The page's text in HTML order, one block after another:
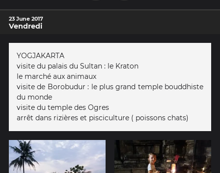
23 June 2017
Vendredi
YOGJAKARTA
visite du palais du Sultan : le Kraton
le marché aux animaux
visite de Borobudur : le plus grand temple bouddhiste
du monde
visite du temple des Ogres
arrêt dans rizières et pisciculture ( poissons chats)